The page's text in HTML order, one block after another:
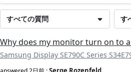
す
すべての質問
Why does my monitor turn on to
Samsung Display SE790C Series